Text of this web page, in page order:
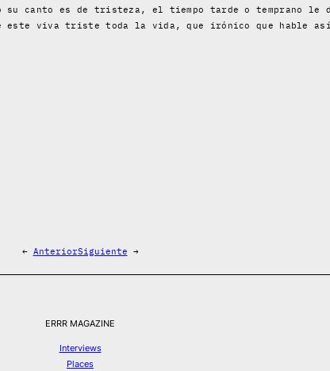
canto es de tristeza, el tiempo tarde o temprano le
este viva triste toda la vida, que irónico que hable
← AnteriorSiguiente →
ERRR MAGAZINE
Interviews
Places